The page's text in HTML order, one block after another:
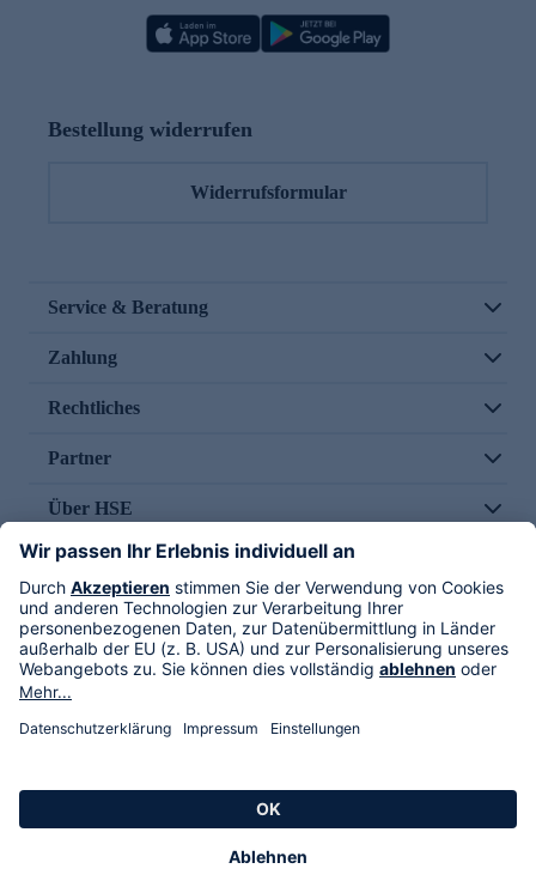
Bestellung widerrufen
Widerrufsformular
Service & Beratung
Zahlung
Rechtliches
Partner
Über HSE
Im TV
HSE International